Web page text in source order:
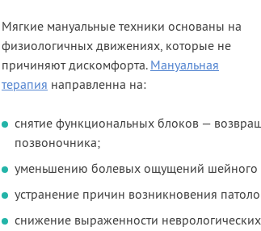
Мягкие мануальные техники основаны на
физиологичных движениях, которые не
причиняют дискомфорта.Мануальная
терапия направленна на:
снятие функциональных блоков —
позвоночника;
уменьшению болевых ощущений шейного
устранение причин возникновения
снижение выраженности